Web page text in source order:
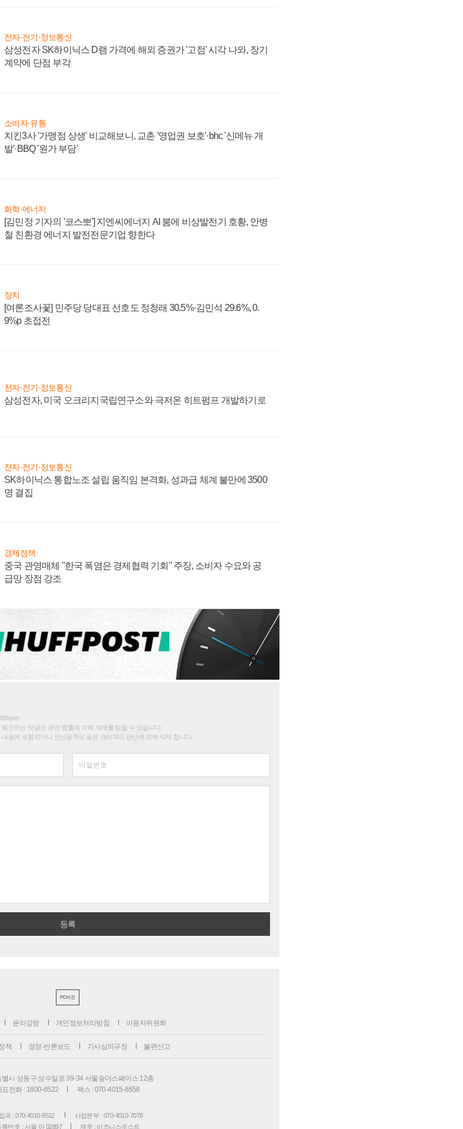
전자·전기·정보통신
삼성전자 SK하이닉스 D램 가격에 해외 증권가 '고점' 시각 나와, 장기
계약에 단점 부각
소비자·유통
치킨3사 '가맹점 상생' 비교해보니, 교촌 '영업권 보호'·bhc '신메뉴 개
발'·BBQ '원가 부담'
화학·에너지
[김민정 기자의 '코스뽀'] 지엔씨에너지 AI 붐에 비상발전기 호황, 안병
철 친환경 에너지 발전전문기업 향한다
정치
[여론조사꽃] 민주당 당대표 선호도 정청래 30.5%·김민석 29.6%, 0.
9%p 초접전
전자·전기·정보통신
삼성전자, 미국 오크리지국립연구소와 극저온 히트펌프 개발하기로
전자·전기·정보통신
SK하이닉스 통합노조 설립 움직임 본격화, 성과급 체계 불만에 3500
명 결집
경제정책
중국 관영매체 "한국 폭염은 경제협력 기회" 주장, 소비자 수요와 공
급망 장점 강조
손하는 댓글은 관련 법률에 의해 제재를 받을 수 있습니다.
용에 포함되거나 인신공격성 글은 관리자의 판단에 의해 삭제 합니다.
PC버전
윤리강령 개인정보처리방침 이용자위원회
책 정정·반론보도 기사심의규정 불편신고
시 성동구 성수일로 39-34 서울숲더스페이스 12층
표전화 : 1800-6522
팩스 : 070-4015-8658
국 : 070-4010-8512
사업본부 : 070-4010-7078
록번호 : 서울 아 02897
제호 : 비즈니스포스트